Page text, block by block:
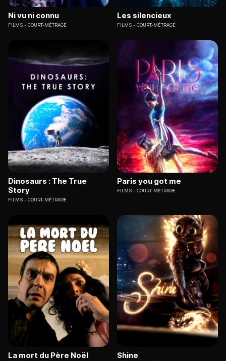
Ni vu ni connu
FILMS COURT-MÉTRAGE
Les silencieux
FILMS COURT-MÉTRAGE
Dinosaurs : The True
Story
FILMS COURT-MÉTRAGE
Paris you got me
FILMS COURT-MÉTRAGE
La mort du Père Noël Shine